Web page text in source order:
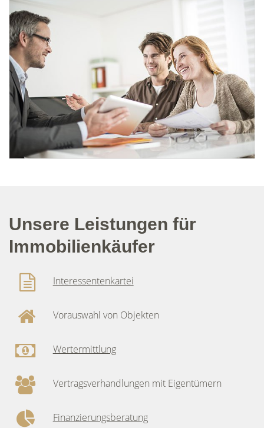
Unsere Leistungen für
Immobilienkäufer
Interessentenkartei
Vorauswahl von Objekten
Wertermittlung
Vertragsverhandlungen mit Eigentümern
Finanzierungsberatung